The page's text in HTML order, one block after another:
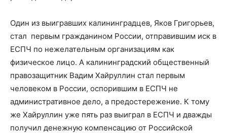
Один из выигравших калининградцев, Яков Григорьев,
стал первым гражданином России, отправившим иск в
ЕСПЧ по нежелательным организациям как
физическое лицо. А калининградский общественный
правозащитник Вадим Хайруллин стал первым
человеком в России, оспорившим в ЕСПЧ не
административное дело, а предостережение. К тому
же Хайруллин уже пять раз выиграл в ЕСПЧ и дважды
получил денежную компенсацию от Российской